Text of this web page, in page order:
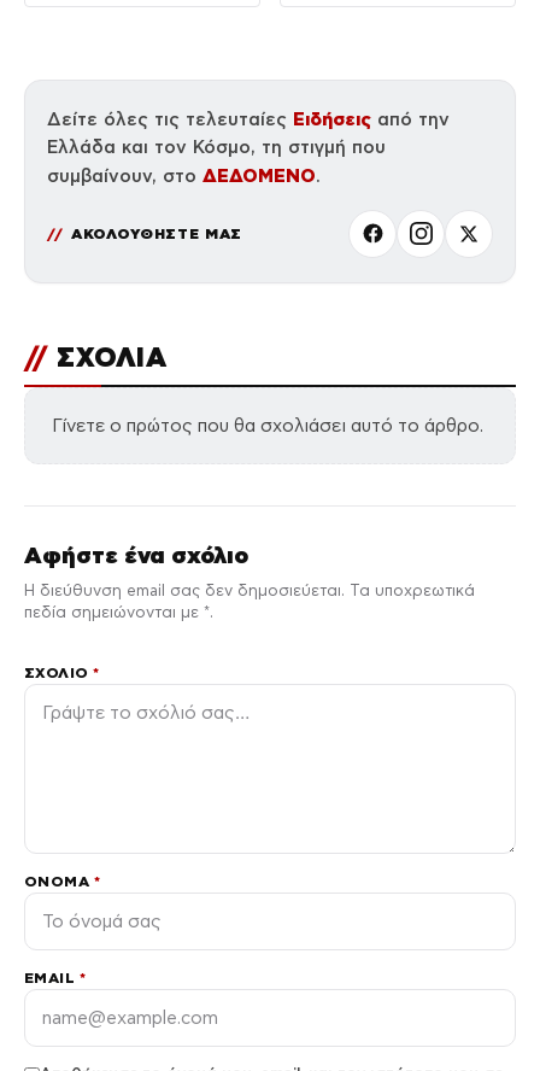
Δείτε όλες τις τελευταίες Ειδήσεις από την
Ελλάδα και τον Κόσμο, τη στιγμή που
συμβαίνουν, στο ΔΕΔΟΜΕΝΟ.
ΑΚΟΛΟΥΘΗΣΤΕ ΜΑΣ
// ΣΧΟΛΙΑ
Γίνετε ο πρώτος που θα σχολιάσει αυτό το άρθρο.
Αφήστε ένα σχόλιο
Η διεύθυνση email σας δεν δημοσιεύεται. Τα υποχρεωτικά
πεδία σημειώνονται με *.
ΣΧΌΛΙΟ*
ΌΝΟΜΑ *
EMAIL *